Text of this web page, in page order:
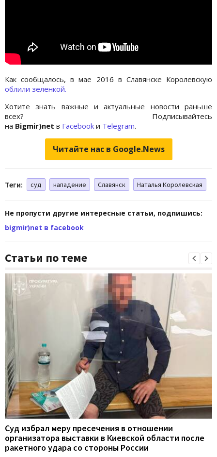
Как сообщалось, в мае 2016 в Славянске Королевскую
облили зеленкой.
Хотите знать важные и актуальные новости раньше
всех? Подписывайтесь
на Bigmir)net в Facebook и Telegram.
Читайте нас в Google.News
Теги: суд нападение Славянск Наталья Королевская
Не пропусти другие интересные статьи, подпишись:
bigmir)net в facebook
Статьи по теме
Суд избрал меру пресечения в отношении
организатора выставки в Киевской области после
ракетного удара со стороны России